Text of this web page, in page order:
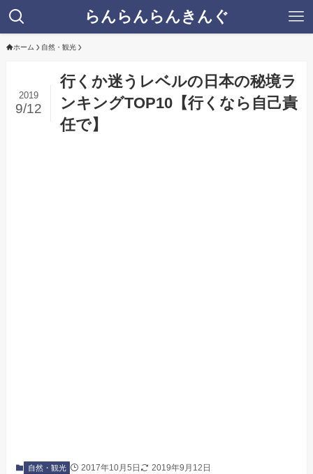
らんらんらんきんぐ
ホーム 自然・観光
行くか迷うレベルの日本の秘境ラ
ンキングTOP10【行くなら自己責
任で】
2019
9/12
自然・観光 2017年10月5日 2019年9月12日